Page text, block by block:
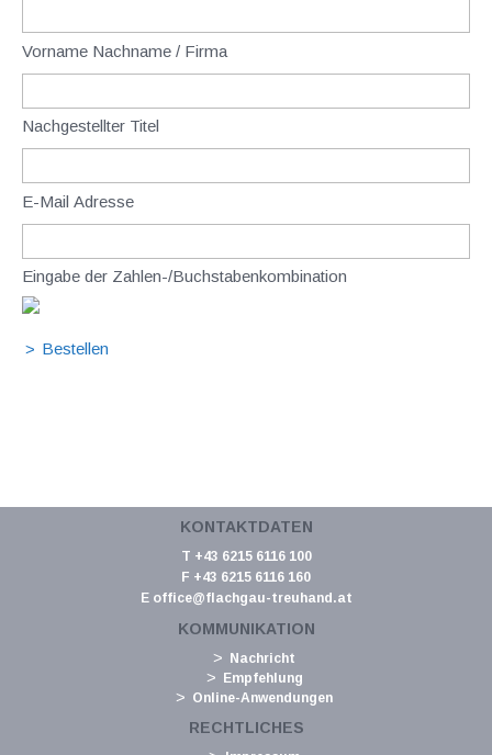
Vorname Nachname / Firma
Nachgestellter Titel
E-Mail Adresse
Eingabe der Zahlen-/Buchstabenkombination
KONTAKTDATEN
T +43 6215 6116 100
F +43 6215 6116 160
E office@flachgau-treuhand.at
KOMMUNIKATION
Nachricht
Empfehlung
Online-Anwendungen
RECHTLICHES